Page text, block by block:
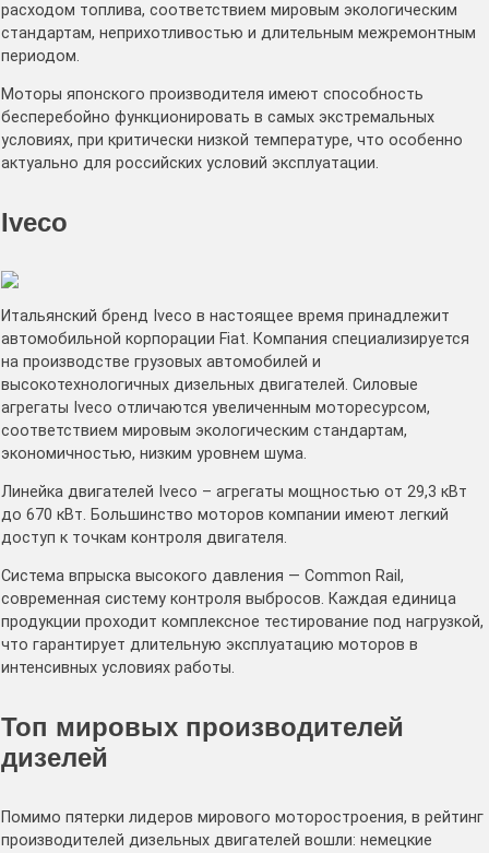
расходом топлива, соответствием мировым экологическим
стандартам, неприхотливостью и длительным межремонтным
периодом.
Моторы японского производителя имеют способность
бесперебойно функционировать в самых экстремальных
условиях, при критически низкой температуре, что особенно
актуально для российских условий эксплуатации.
Iveco
Итальянский бренд Iveco в настоящее время принадлежит
автомобильной корпорации Fiat. Компания специализируется
на производстве грузовых автомобилей и
высокотехнологичных дизельных двигателей. Силовые
агрегаты Iveco отличаются увеличенным моторесурсом,
соответствием мировым экологическим стандартам,
экономичностью, низким уровнем шума.
Линейка двигателей Iveco – агрегаты мощностью от 29,3 кВт
до 670 кВт. Большинство моторов компании имеют легкий
доступ к точкам контроля двигателя.
Система впрыска высокого давления — Common Rail,
современная систему контроля выбросов. Каждая единица
продукции проходит комплексное тестирование под нагрузкой,
что гарантирует длительную эксплуатацию моторов в
интенсивных условиях работы.
Топ мировых производителей
дизелей
Помимо пятерки лидеров мирового моторостроения, в рейтинг
производителей дизельных двигателей вошли: немецкие